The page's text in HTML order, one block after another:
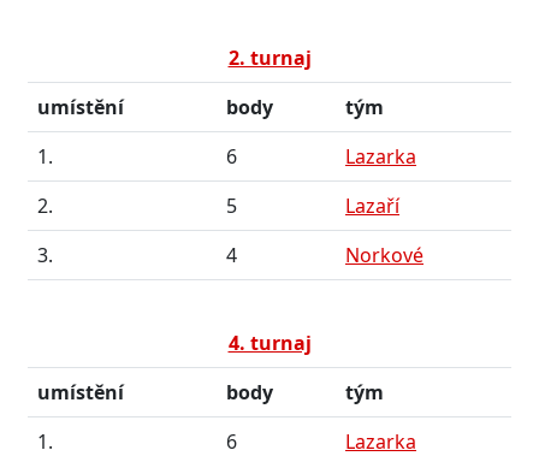
2. turnaj
umístění
body
tým
1.
6
Lazarka
2.
5
Lazaří
3.
4 Norkové
4. turnaj
umístění
body
tým
1.
6
Lazarka